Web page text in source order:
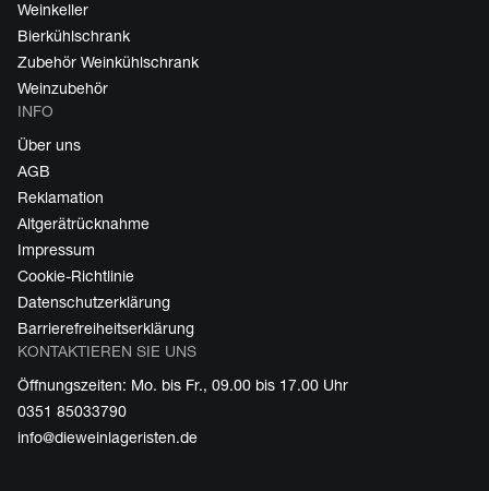
Weinkeller
Bierkühlschrank
Zubehör Weinkühlschrank
Weinzubehör
INFO
Über uns
AGB
Reklamation
Altgerätrücknahme
Impressum
Cookie-Richtlinie
Datenschutzerklärung
Barrierefreiheitserklärung
KONTAKTIEREN SIE UNS
Öffnungszeiten: Mo. bis Fr., 09.00 bis 17.00 Uhr
0351 85033790
info@dieweinlageristen.de